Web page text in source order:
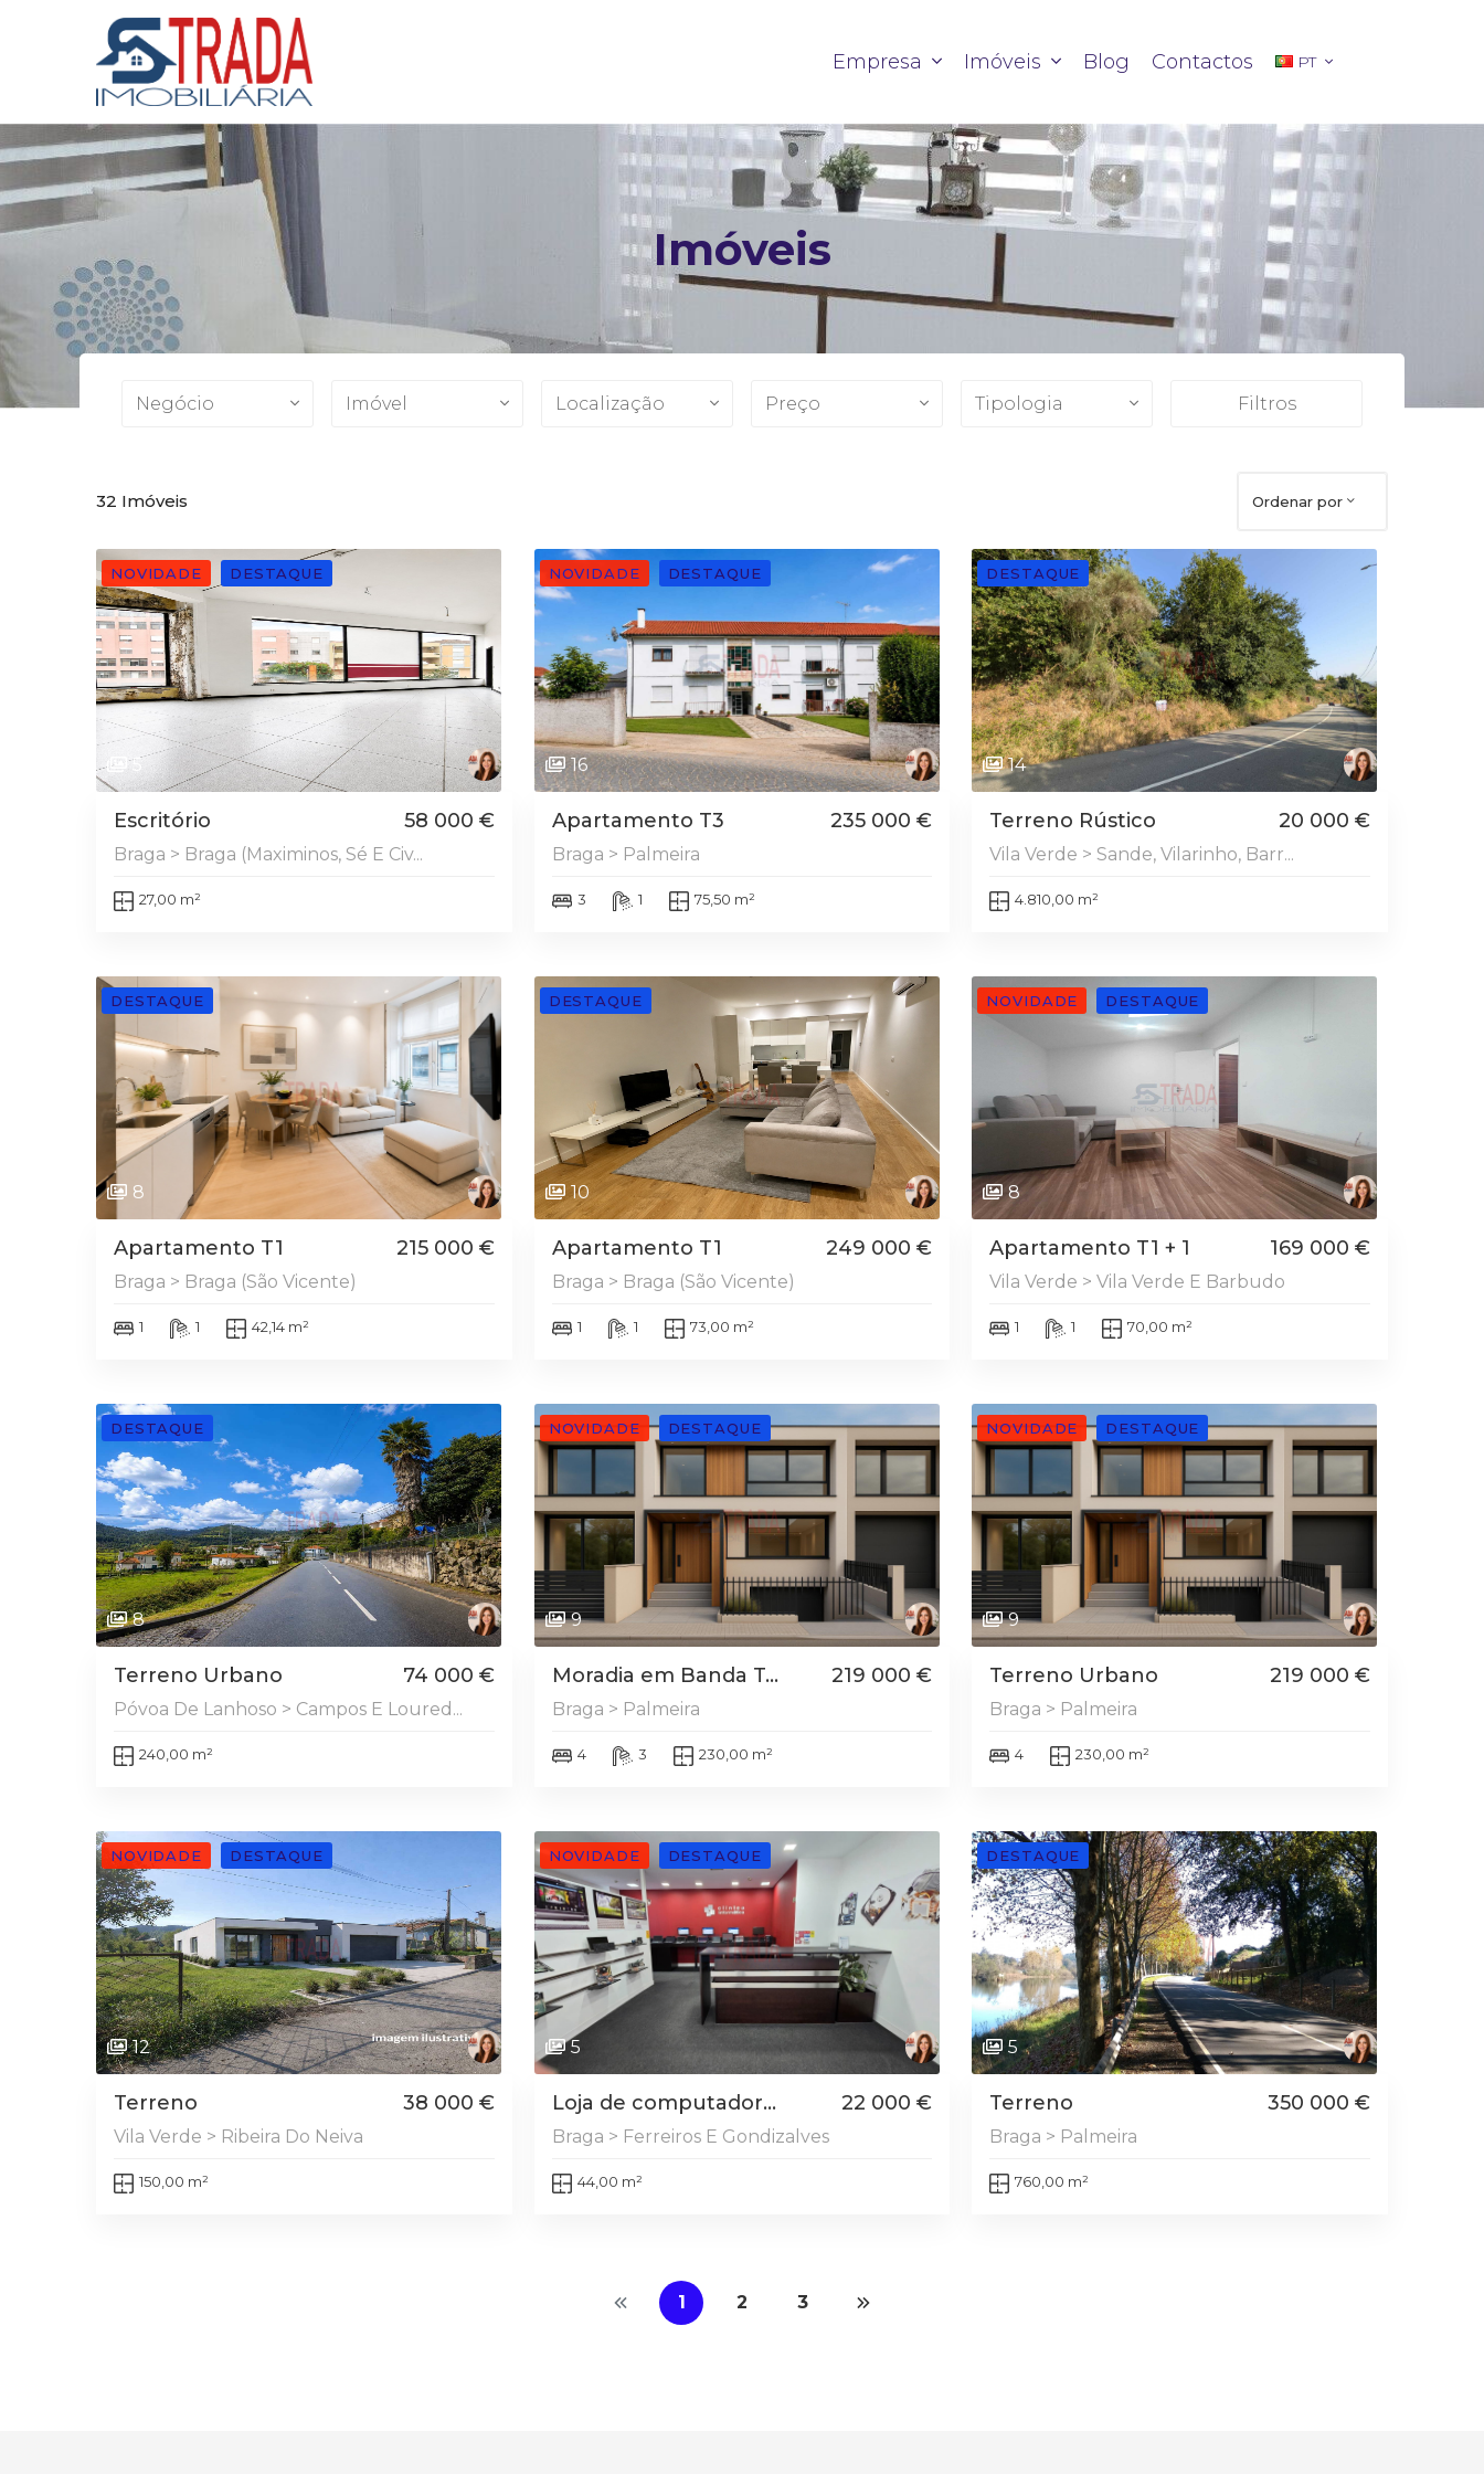
Empresa Imóveis Blog Contactos PT
Imóveis
Negócio Imóvel Localização Preço Tipologia Filtros
32 Imóveis Ordenar por
NOVIDADE DESTAQUE
5
Escritório 58 000 €
Braga > Braga (Maximinos, Sé E Civ...
27,00 m²
NOVIDADE DESTAQUE
16
Apartamento T3 235 000 €
Braga > Palmeira
3 1 75,50 m²
DESTAQUE
14
Terreno Rústico 20 000 €
Vila Verde > Sande, Vilarinho, Barr...
4.810,00 m²
DESTAQUE
8
Apartamento T1 215 000 €
Braga > Braga (São Vicente)
1 1 42,14 m²
DESTAQUE
10
Apartamento T1 249 000 €
Braga > Braga (São Vicente)
1 1 73,00 m²
NOVIDADE DESTAQUE
8
Apartamento T1 + 1 169 000 €
Vila Verde > Vila Verde E Barbudo
1 1 70,00 m²
DESTAQUE
8
Terreno Urbano 74 000 €
Póvoa De Lanhoso > Campos E Loured...
240,00 m²
NOVIDADE DESTAQUE
9
Moradia em Banda T... 219 000 €
Braga > Palmeira
4 3 230,00 m²
NOVIDADE DESTAQUE
9
Terreno Urbano 219 000 €
Braga > Palmeira
4 230,00 m²
NOVIDADE DESTAQUE
12
Terreno 38 000 €
Vila Verde > Ribeira Do Neiva
150,00 m²
NOVIDADE DESTAQUE
5
Loja de computador... 22 000 €
Braga > Ferreiros E Gondizalves
44,00 m²
DESTAQUE
5
Terreno 350 000 €
Braga > Palmeira
760,00 m²
1 2 3